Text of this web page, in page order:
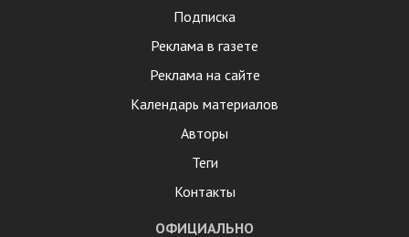
Подписка
Реклама в газете
Реклама на сайте
Календарь материалов
Авторы
Теги
Контакты
ОФИЦИАЛЬНО